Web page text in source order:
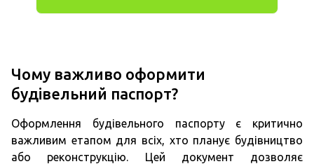
Чому важливо оформити
будівельний паспорт?
Оформлення будівельного паспорту є критично
важливим етапом для всіх, хто планує будівництво
або реконструкцію. Цей документ дозволяє